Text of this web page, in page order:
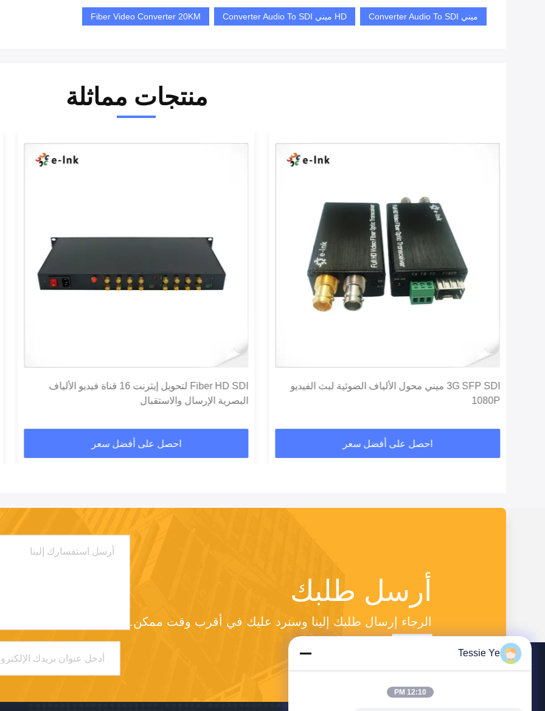
ميني Converter Audio To SDI HD ميني Converter Audio To SDI Fiber Video Converter 20KM
منتجات مماثلة
3G SFP SDI ميني محول الألياف الضوئية لبث الفيديو
1080P
احصل على أفضل سعر
Fiber HD SDI لتحويل إيثرنت 16 قناة فيديو الألياف
البصرية الإرسال والاستقبال
احصل على أفضل سعر
أرسل طلبك
الرجاء إرسال طلبك إلينا وسنرد عليك في أقرب وقت ممكن.
Tessie Ye
12:10 PM